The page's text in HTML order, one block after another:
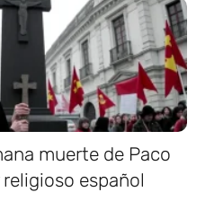
muerte de Paco
español